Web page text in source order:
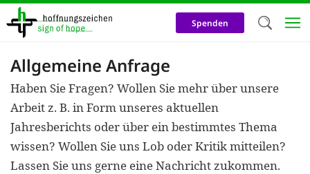
Direkt
zum
Inhalt
Spenden
Allgemeine Anfrage
Haben Sie Fragen? Wollen Sie mehr über unsere
Arbeit z. B. in Form unseres aktuellen
Jahresberichts oder über ein bestimmtes Thema
wissen? Wollen Sie uns Lob oder Kritik mitteilen?
Lassen Sie uns gerne eine Nachricht zukommen.
Wir
auf
Neben